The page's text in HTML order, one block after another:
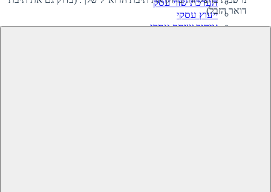
דואר הזבל)
הערכת שווי עסק
ייעוץ עסקי
איתור שותף עסקי